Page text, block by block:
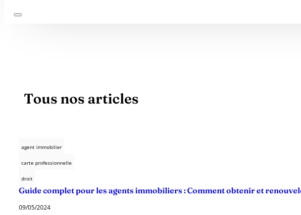
Tous nos articles
agent immobilier
carte professionnelle
droit
Guide complet pour les agents immobiliers : Comment obtenir et
09/05/2024